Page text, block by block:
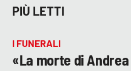
PIÙ LETTI
I FUNERALI
«La morte di